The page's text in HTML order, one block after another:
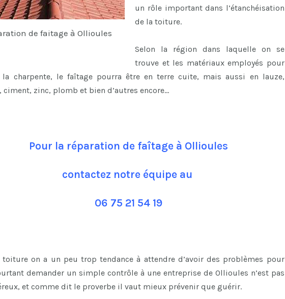
de faitage à Ollioules
un rôle important dans l’étanchéisation
de la toiture.
Selon la région dans laquelle on se
trouve et les matériaux employés pour
charpente, le faîtage pourra être en terre cuite, mais aussi en lauze,
ciment, zinc, plomb et bien d’autres encore…
Pour la réparation de faîtage à Ollioules
contactez notre équipe au
06 75 21 54 19
toiture on a un peu trop tendance à attendre d’avoir des problèmes pour
demander un simple contrôle à une entreprise de Ollioules n’est pas
et comme dit le proverbe il vaut mieux prévenir que guérir.